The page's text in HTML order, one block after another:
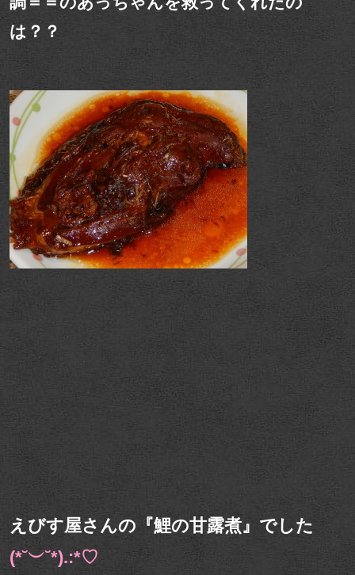
は？？
えびす屋さんの『鯉の甘露煮』でした
(*˘︶˘*).:*♡